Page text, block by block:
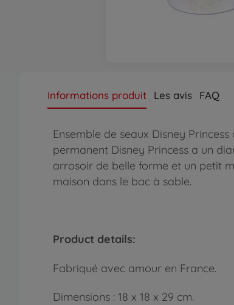
Informations produit Les avis FAQ
Ensemble de seaux Disney
permanent Disney Princess a un
arrosoir de belle forme et un petit
maison dans le bac à sable.
Product details:
Fabriqué avec amour en France.
Dimensions : 18 x 18 x 29 cm.